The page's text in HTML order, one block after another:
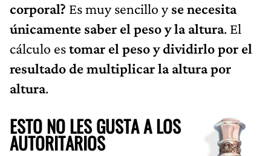
corporal? Es muy sencillo yse necesita
únicamente saber el peso y la altura. El
cálculo estomar el peso y dividirlo por el
resultado de multiplicar la altura por
altura.
ESTO NO LES GUSTA A LOS
AUTORITARIOS